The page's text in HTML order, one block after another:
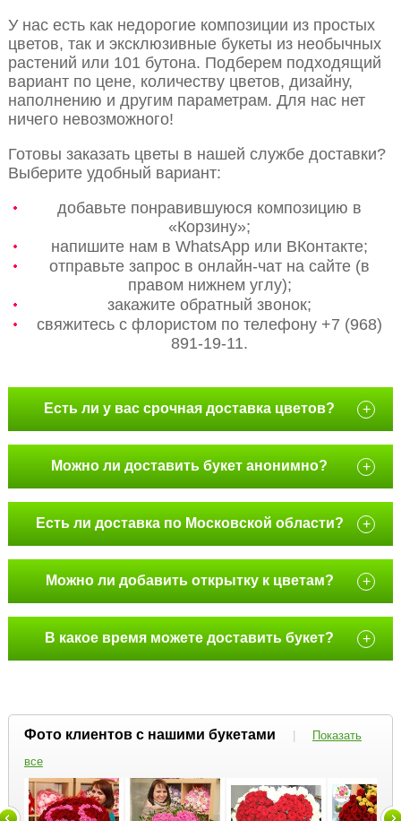
У нас есть как недорогие композиции из простых
цветов, так и эксклюзивные букеты из необычных
растений или 101 бутона. Подберем подходящий
вариант по цене, количеству цветов, дизайну,
наполнению и другим параметрам. Для нас нет
ничего невозможного!
Готовы заказать цветы в нашей службе доставки?
Выберите удобный вариант:
добавьте понравившуюся композицию в
«Корзину»;
напишите нам в WhatsApp или ВКонтакте;
отправьте запрос в онлайн-чат на сайте (в
правом нижнем углу);
закажите обратный звонок;
свяжитесь с флористом по телефону +7 (968)
891-19-11.
Есть ли у вас срочная доставка цветов? +
Можно ли доставить букет анонимно? +
Есть ли доставка по Московской области? +
Можно ли добавить открытку к цветам? +
В какое время можете доставить букет? +
Фото клиентов с нашими букетами |
Показать
все